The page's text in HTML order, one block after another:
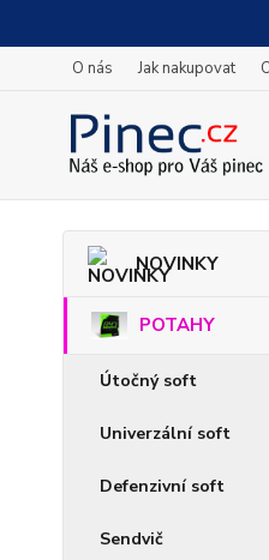
O nás Jak nakupovat
NOVINKY
POTAHY
Útočný soft
Univerzální soft
Defenzivní soft
Sendvič